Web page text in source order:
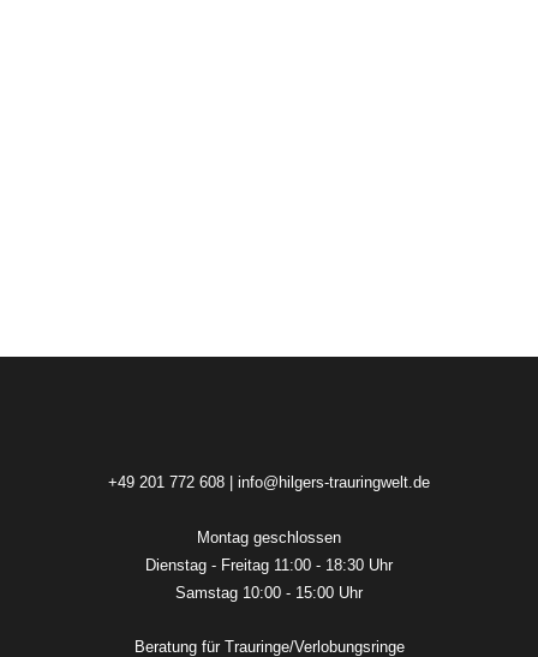
+49 201 772 608 info@hilgers-trauringwelt.de
Montag geschlossen
Dienstag - Freitag 11:00 - 18:30 Uhr
Samstag 10:00 - 15:00 Uhr
Beratung für Trauringe/Verlobungsringe